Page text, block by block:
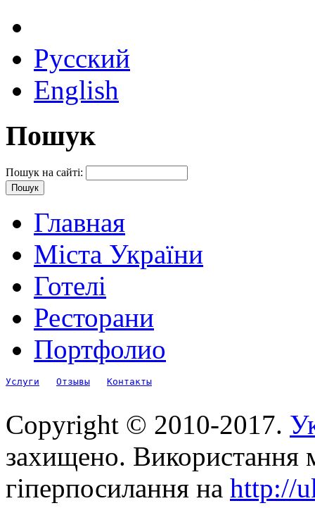
Русский
English
Пошук
Пошук на сайті:
Главная
Міста України
Готелі
Ресторани
Портфолио
Услуги Отзывы Контакты
Copyright © 2010-2017.
захищено. Використання
гіперпосилання на http://